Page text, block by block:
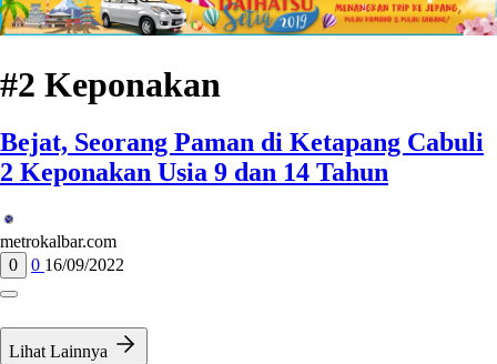
#2 Keponakan
Bejat, Seorang Paman di Ketapang Cabuli
2 Keponakan Usia 9 dan 14 Tahun
metrokalbar.com
0
0 16/09/2022
Lihat Lainnya